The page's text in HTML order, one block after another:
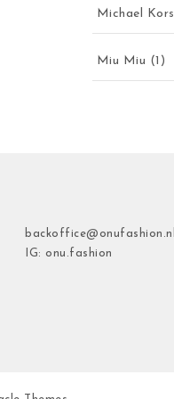
Michael Kors
Miu Miu (1)
backoffice@onufashion.nl
IG: onu.fashion